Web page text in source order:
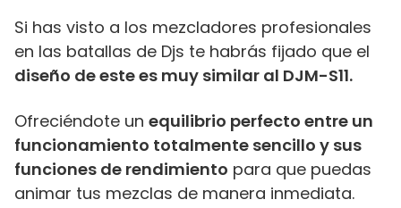
Si has visto a los mezcladores profesionales
en las batallas de Djs te habrás fijado que el
diseño de este es muy similar al DJM-S11.
Ofreciéndote un equilibrio perfecto entre un
funcionamiento totalmente sencillo y sus
funciones de rendimiento para que puedas
animar tus mezclas de manera inmediata.